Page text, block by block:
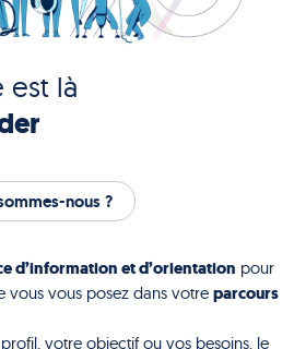
est là
nous ?
d’information et d’orientation pour
vous vous posez dans votre parcours
votre objectif ou vos besoins, le